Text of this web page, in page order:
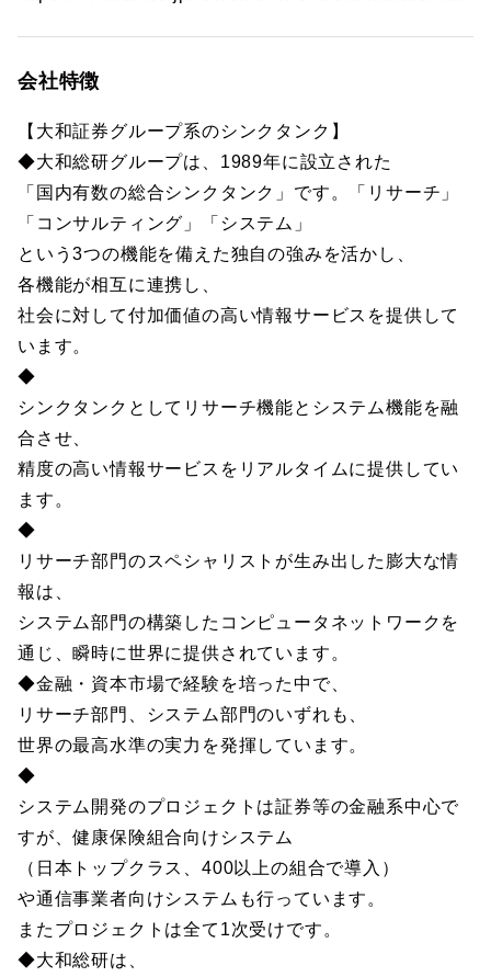
会社特徴
【大和証券グループ系のシンクタンク】
◆大和総研グループは、1989年に設立された
「国内有数の総合シンクタンク」です。「リサーチ」
「コンサルティング」「システム」
という3つの機能を備えた独自の強みを活かし、
各機能が相互に連携し、
社会に対して付加価値の高い情報サービスを提供して
います。
◆
シンクタンクとしてリサーチ機能とシステム機能を融
合させ、
精度の高い情報サービスをリアルタイムに提供してい
ます。
◆
リサーチ部門のスペシャリストが生み出した膨大な情
報は、
システム部門の構築したコンピュータネットワークを
通じ、瞬時に世界に提供されています。
◆金融・資本市場で経験を培った中で、
リサーチ部門、システム部門のいずれも、
世界の最高水準の実力を発揮しています。
◆
システム開発のプロジェクトは証券等の金融系中心で
すが、健康保険組合向けシステム
（日本トップクラス、400以上の組合で導入）
や通信事業者向けシステムも行っています。
またプロジェクトは全て1次受けです。
◆大和総研は、